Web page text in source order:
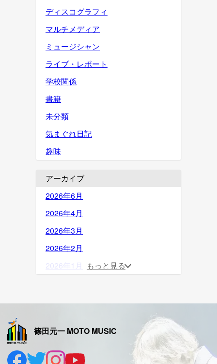
ディスコグラフィ
マルチメディア
ミュージシャン
ライブ・レポート
学校関係
書籍
未分類
気まぐれ日記
趣味
アーカイブ
2026年6月
2026年4月
2026年3月
2026年2月
2026年1月
2025年9月
2025年8月
もっと見る
篠田元一 MOTO MUSIC